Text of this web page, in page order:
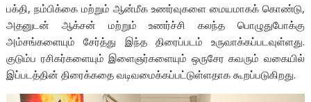
பக்தி, நம்பிக்கை மற்றும் ஆன்மீக உணர்வுகளை மையமாகக் கொண்டு,
அதனுடன் ஆக்சன் மற்றும் உணர்ச்சி கலந்த பொழுதுபோக்கு
அம்சங்களையும் சேர்த்து இந்த திரைப்படம் உருவாக்கப்படவுள்ளது.
குடும்ப ரசிகர்களையும் இளைஞர்களையும் ஒருசேர கவரும் வகையில்
இப்படத்தின் திரைக்கதை வடிவமைக்கப்பட்டுள்ளதாக கூறப்படுகிறது.